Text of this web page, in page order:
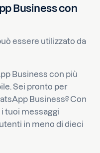
Business con
essere utilizzato da
Business con più
Sei pronto per
Business? Con
i tuoi messaggi
in meno di dieci